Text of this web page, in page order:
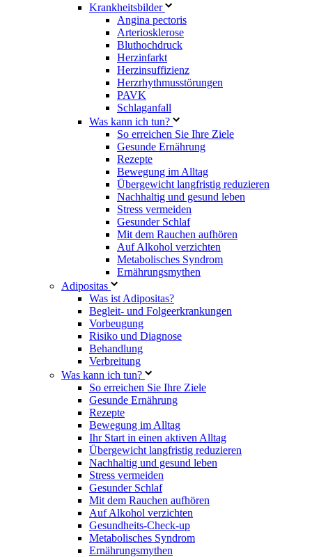
Krankheitsbilder
Angina pectoris
Arteriosklerose
Bluthochdruck
Herzinfarkt
Herzinsuffizienz
Herzrhythmusstörungen
PAVK
Schlaganfall
Was kann ich tun?
So erreichen Sie Ihre Ziele
Gesunde Ernährung
Rezepte
Bewegung im Alltag
Übergewicht langfristig reduzieren
Nachhaltig und gesund leben
Stress vermeiden
Gesunder Schlaf
Mit dem Rauchen aufhören
Auf Alkohol verzichten
Metabolisches Syndrom
Ernährungsmythen
Adipositas
Was ist Adipositas?
Begleit- und Folgeerkrankungen
Vorbeugung
Risiko und Diagnose
Behandlung
Verbreitung
Was kann ich tun?
So erreichen Sie Ihre Ziele
Gesunde Ernährung
Rezepte
Bewegung im Alltag
Ihr Start in einen aktiven Alltag
Übergewicht langfristig reduzieren
Nachhaltig und gesund leben
Stress vermeiden
Gesunder Schlaf
Mit dem Rauchen aufhören
Auf Alkohol verzichten
Gesundheits-Check-up
Metabolisches Syndrom
Ernährungsmythen